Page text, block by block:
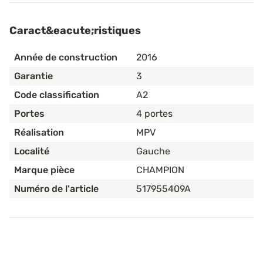
Caract&eacute;ristiques
Année de construction
2016
Garantie
3
Code classification
A2
Portes
4 portes
Réalisation
MPV
Localité
Gauche
Marque pièce
CHAMPION
Numéro de l'article
517955409A